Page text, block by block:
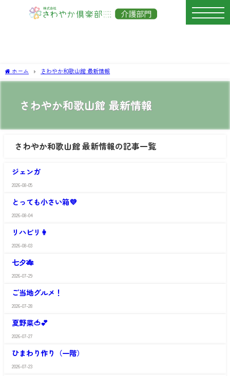
ホーム さわやか和歌山館 最新情報
さわやか和歌山館 最新情報
さわやか和歌山館 最新情報の記事一覧
わ
や
か
歌
山
館
ジェンガ
2026-08-05
わ
や
か
歌
山
館
とっても小さい箱💜
2026-08-04
わ
や
か
館
リハビリ👩
2026-08-03
か
歌
山
館
七夕🎋
2026-07-29
わ
や
か
歌
山
館
ご当地グルメ！
2026-07-28
わ
や
か
歌
山
館
夏野菜🍅💕
2026-07-27
わ
や
か
ひまわり作り（一階）
2026-07-23